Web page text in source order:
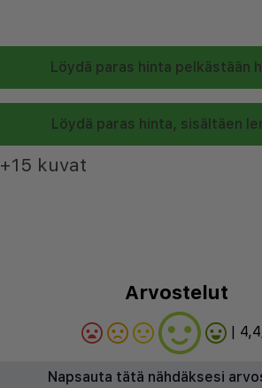
Löydä paras hinta pelkästään
Löydä paras hinta, sisältäen
+15 kuvat
Arvostelut
| 4,4
Napsauta tätä nähdäksesi